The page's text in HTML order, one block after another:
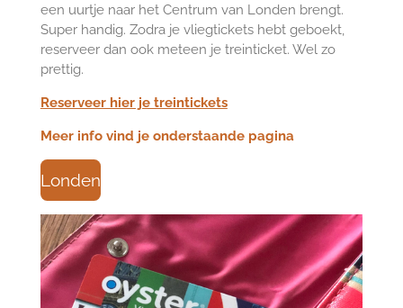
een uurtje naar het Centrum van Londen brengt.
Super handig. Zodra je vliegtickets hebt geboekt,
reserveer dan ook meteen je treinticket. Wel zo
prettig.
Reserveer hier je treintickets
Meer info vind je onderstaande pagina
Londen